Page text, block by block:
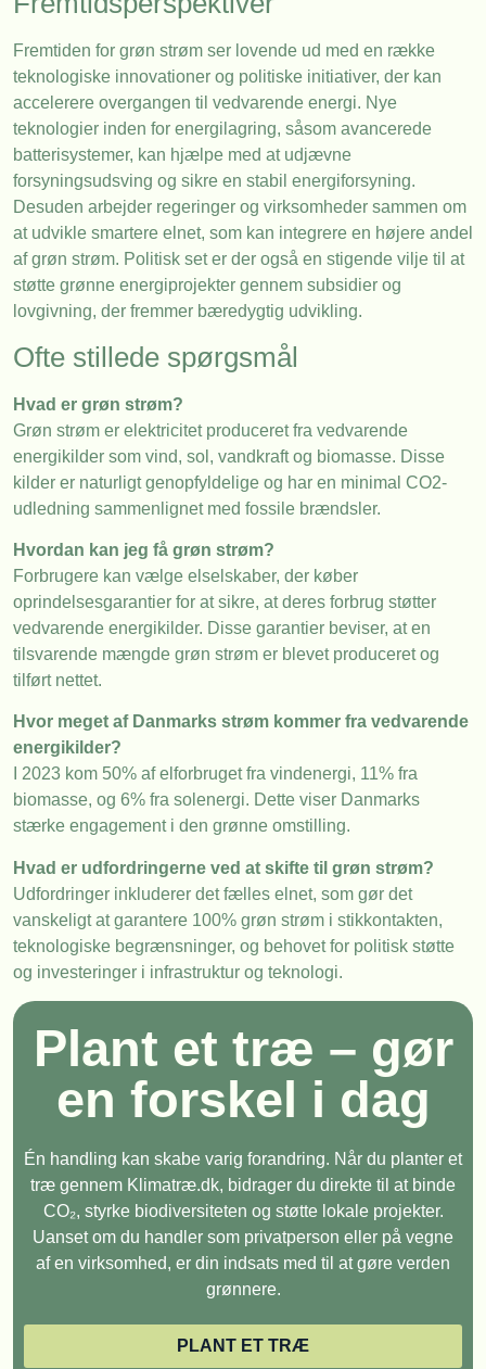
Fremtiden for grøn strøm ser lovende ud med en række
teknologiske innovationer og politiske initiativer, der kan
accelerere overgangen til vedvarende energi. Nye
teknologier inden for energilagring, såsom avancerede
batterisystemer, kan hjælpe med at udjævne
forsyningsudsving og sikre en stabil energiforsyning.
Desuden arbejder regeringer og virksomheder sammen om
at udvikle smartere elnet, som kan integrere en højere andel
af grøn strøm. Politisk set er der også en stigende vilje til at
støtte grønne energiprojekter gennem subsidier og
lovgivning, der fremmer bæredygtig udvikling.
Ofte stillede spørgsmål
Hvad er grøn strøm?
Grøn strøm er elektricitet produceret fra vedvarende
energikilder som vind, sol, vandkraft og biomasse. Disse
kilder er naturligt genopfyldelige og har en minimal CO2-
udledning sammenlignet med fossile brændsler.
Hvordan kan jeg få grøn strøm?
Forbrugere kan vælge elselskaber, der køber
oprindelsesgarantier for at sikre, at deres forbrug støtter
vedvarende energikilder. Disse garantier beviser, at en
tilsvarende mængde grøn strøm er blevet produceret og
tilført nettet.
Hvor meget af Danmarks strøm kommer fra vedvarende
energikilder?
I 2023 kom 50% af elforbruget fra vindenergi, 11% fra
biomasse, og 6% fra solenergi. Dette viser Danmarks
stærke engagement i den grønne omstilling.
Hvad er udfordringerne ved at skifte til grøn strøm?
Udfordringer inkluderer det fælles elnet, som gør det
vanskeligt at garantere 100% grøn strøm i stikkontakten,
teknologiske begrænsninger, og behovet for politisk støtte
og investeringer i infrastruktur og teknologi.
Plant et træ – gør
en forskel i dag
Én handling kan skabe varig forandring. Når du planter et
træ gennem Klimatræ.dk, bidrager du direkte til at binde
CO₂, styrke biodiversiteten og støtte lokale projekter.
Uanset om du handler som privatperson eller på vegne
af en virksomhed, er din indsats med til at gøre verden
grønnere.
PLANT ET TRÆ